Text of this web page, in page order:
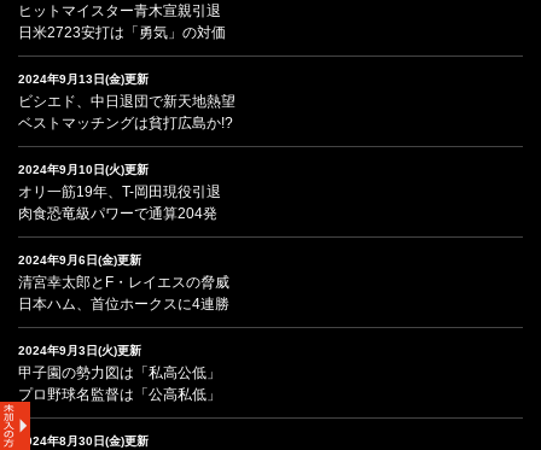
ヒットマイスター青木宣親引退
日米2723安打は「勇気」の対価
2024年9月13日(金)更新
ビシエド、中日退団で新天地熱望
ベストマッチングは貧打広島か!?
2024年9月10日(火)更新
オリ一筋19年、T-岡田現役引退
肉食恐竜級パワーで通算204発
2024年9月6日(金)更新
清宮幸太郎とF・レイエスの脅威
日本ハム、首位ホークスに4連勝
2024年9月3日(火)更新
甲子園の勢力図は「私高公低」
プロ野球名監督は「公高私低」
2024年8月30日(金)更新